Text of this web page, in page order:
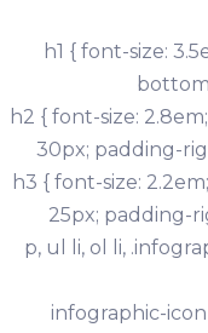
h1 { font-size:
h2 { font-size:
30px; padding-
h3 { font-size:
25px; padding-
p, ul li, ol li,
.infographic-